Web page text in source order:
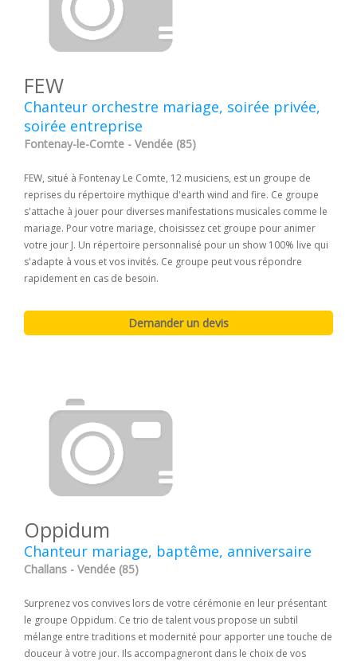
FEW
Chanteur orchestre mariage, soirée privée,
soirée entreprise
Fontenay-le-Comte - Vendée (85)
FEW, situé à Fontenay Le Comte, 12 musiciens, est un groupe de
reprises du répertoire mythique d'earth wind and fire. Ce groupe
s'attache à jouer pour diverses manifestations musicales comme le
mariage. Pour votre mariage, choisissez cet groupe pour animer
votre jour J. Un répertoire personnalisé pour un show 100% live qui
s'adapte à vous et vos invités. Ce groupe peut vous répondre
rapidement en cas de besoin.
Oppidum
Chanteur mariage, baptême, anniversaire
Challans - Vendée (85)
Surprenez vos convives lors de votre cérémonie en leur présentant
le groupe Oppidum. Ce trio de talent vous propose un subtil
mélange entre traditions et modernité pour apporter une touche de
douceur à votre jour. Ils accompagneront dans le choix de vos